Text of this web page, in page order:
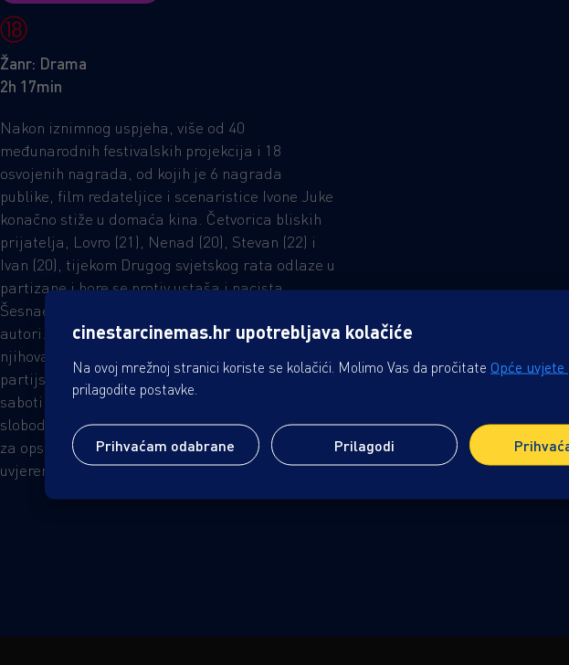
Žanr: Drama
2h 17min
Nakon iznimnog uspjeha, više od 40
međunarodnih festivalskih projekcija i 18
osvojenih nagrada, od kojih je 6 nagrada
publike, film redateljice i scenaristice Ivone Juke
konačno stiže u domaća kina. Četvorica bliskih
prijatelja, Lovro (21), Nenad (20), Stevan (22) i
Ivan (20), tijekom Drugog svjetskog rata odlaze u
partizane i bore se protiv ustaša i nacista.
Šesnaest godina kasnije postaju priznati filmski
autori. Godine 1957., u komunističkoj Jugoslaviji,
njihova seksualna orijentacija budi sumnju, a
partijski lojalist Emir (52) dobiva zadatak
sabotirati njihove karijere i živote. Potraga za
slobodom za ove umjetnike pretvara se u borbu
za opstanak, dok se Emir suočava s vlastitim
uvjerenjima.
cinestarcinemas.hr upotrebljava kolačiće
Na ovoj mrežnoj stranici koriste se kolačići. Molimo Vas da pročitate Opće
prilagodite postavke.
Prihvaćam odabrane Prilagodi